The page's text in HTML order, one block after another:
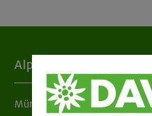
Alpenverein
München & Oberland